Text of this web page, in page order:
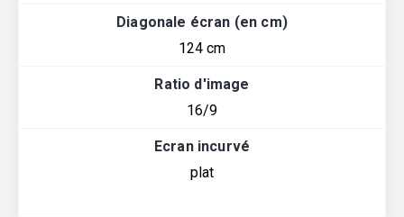
Diagonale écran (en cm)
124 cm
Ratio d'image
16/9
Ecran incurvé
plat